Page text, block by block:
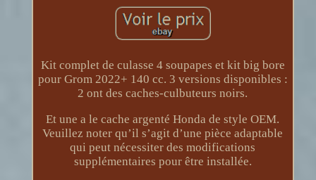
Kit complet de culasse 4 soupapes et kit big bore
pour Grom 2022+ 140 cc. 3 versions disponibles :
2 ont des caches-culbuteurs noirs.
Et une a le cache argenté Honda de style OEM.
Veuillez noter qu’il s’agit d’une pièce adaptable
qui peut nécessiter des modifications
supplémentaires pour être installée.